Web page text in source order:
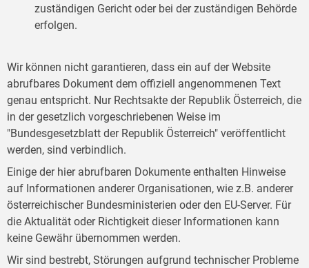
zuständigen Gericht oder bei der zuständigen Behörde
erfolgen.
Wir können nicht garantieren, dass ein auf der Website
abrufbares Dokument dem offiziell angenommenen Text
genau entspricht. Nur Rechtsakte der Republik Österreich, die
in der gesetzlich vorgeschriebenen Weise im
"Bundesgesetzblatt der Republik Österreich" veröffentlicht
werden, sind verbindlich.
Einige der hier abrufbaren Dokumente enthalten Hinweise
auf Informationen anderer Organisationen, wie z.B. anderer
österreichischer Bundesministerien oder den EU-Server. Für
die Aktualität oder Richtigkeit dieser Informationen kann
keine Gewähr übernommen werden.
Wir sind bestrebt, Störungen aufgrund technischer Probleme